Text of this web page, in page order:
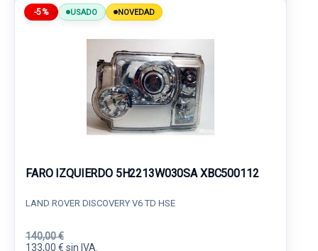
-5% USADO NOVEDAD
FARO IZQUIERDO 5H2213W030SA XBC500112
LAND ROVER DISCOVERY V6 TD HSE
140,00 €
133,00 € sin IVA.